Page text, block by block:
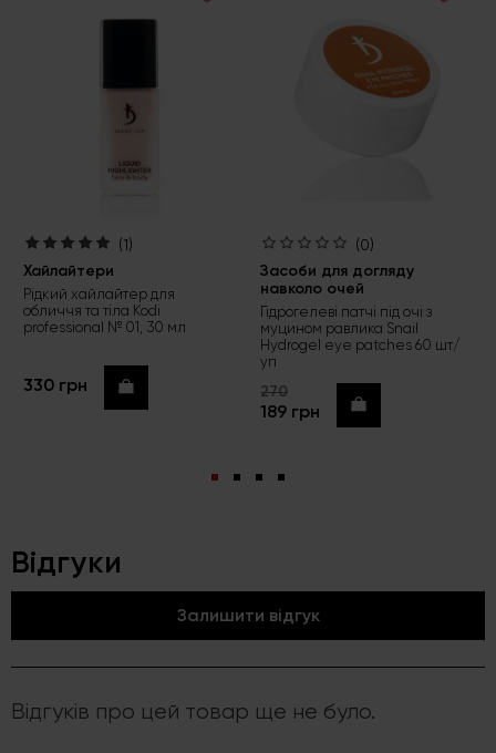
(1)
Хайлайтери
Рідкий хайлайтер для
обличчя та тіла Kodi
professional № 01, 30 мл
330 грн Купити
(0)
Засоби для догляду
навколо очей
Гідрогелеві патчі під очі з
муцином равлика Snail
Hydrogel eye patches 60 шт/
уп
270
189 грн Купити
Відгуки
Залишити відгук
Відгуків про цей товар ще не було.